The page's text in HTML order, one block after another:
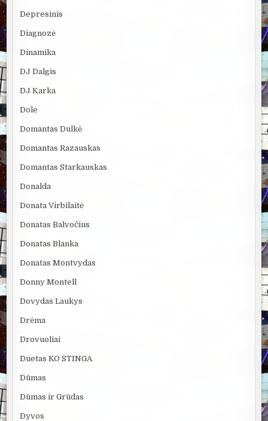
Depresinis
Diagnozė
Dinamika
DJ Dalgis
DJ Karka
Dole
Domantas Dulkė
Domantas Razauskas
Domantas Starkauskas
Donalda
Donata Virbilaitė
Donatas Balvočius
Donatas Blanka
Donatas Montvydas
Donny Montell
Dovydas Laukys
Drėma
Drovuoliai
Duetas KO STINGA
Dūmas
Dūmas ir Grūdas
Dyvos